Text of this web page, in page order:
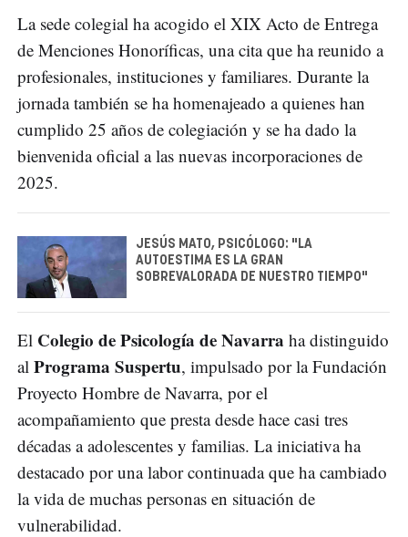
La sede colegial ha acogido el XIX Acto de Entrega
de Menciones Honoríficas, una cita que ha reunido a
profesionales, instituciones y familiares. Durante la
jornada también se ha homenajeado a quienes han
cumplido 25 años de colegiación y se ha dado la
bienvenida oficial a las nuevas incorporaciones de
2025.
JESÚS MATO, PSICÓLOGO: "LA
AUTOESTIMA ES LA GRAN
SOBREVALORADA DE NUESTRO TIEMPO"
El Colegio de Psicología de Navarra ha distinguido
al Programa Suspertu, impulsado por la Fundación
Proyecto Hombre de Navarra, por el
acompañamiento que presta desde hace casi tres
décadas a adolescentes y familias. La iniciativa ha
destacado por una labor continuada que ha cambiado
la vida de muchas personas en situación de
vulnerabilidad.